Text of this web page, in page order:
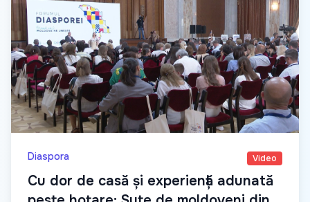
Diaspora Video
Cu dor de casă și experiență adunată